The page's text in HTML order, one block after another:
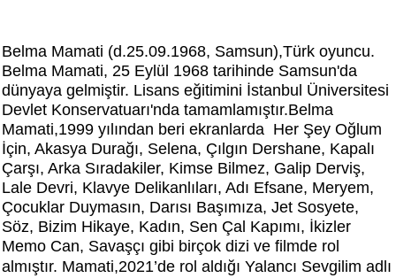
Belma Mamati (d.25.09.1968, Samsun),Türk oyuncu.
Belma Mamati, 25 Eylül 1968 tarihinde Samsun'da
dünyaya gelmiştir. Lisans eğitimini İstanbul Üniversitesi
Devlet Konservatuarı'nda tamamlamıştır.Belma
Mamati,1999 yılından beri ekranlarda Her Şey Oğlum
İçin, Akasya Durağı, Selena, Çılgın Dershane, Kapalı
Çarşı, Arka Sıradakiler, Kimse Bilmez, Galip Derviş,
Lale Devri, Klavye Delikanlıları, Adı Efsane, Meryem,
Çocuklar Duymasın, Darısı Başımıza, Jet Sosyete,
Söz, Bizim Hikaye, Kadın, Sen Çal Kapımı, İkizler
Memo Can, Savaşçı gibi birçok dizi ve filmde rol
almıştır. Mamati,2021’de rol aldığı Yalancı Sevgilim adlı